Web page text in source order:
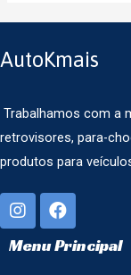
AutoKmais
Trabalhamos com a
retrovisores, para-
produtos para
Menu Principal